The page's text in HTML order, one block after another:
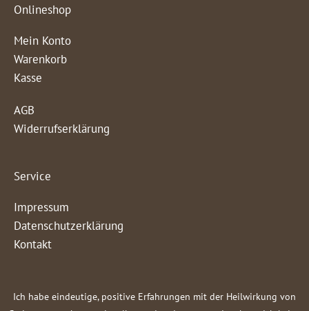
Onlineshop
Mein Konto
Warenkorb
Kasse
AGB
Widerrufserklärung
Service
Impressum
Datenschutzerklärung
Kontakt
Ich habe eindeutige, positive Erfahrungen mit der Heilwirkung von